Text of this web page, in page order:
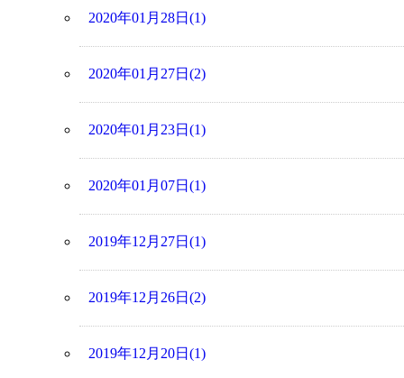
2020年01月28日(1)
2020年01月27日(2)
2020年01月23日(1)
2020年01月07日(1)
2019年12月27日(1)
2019年12月26日(2)
2019年12月20日(1)